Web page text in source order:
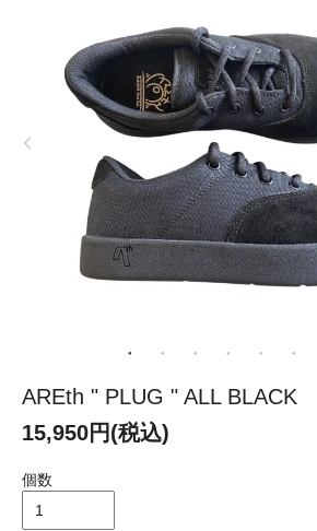
AREth " PLUG " ALL BLACK
15,950円(税込)
個数